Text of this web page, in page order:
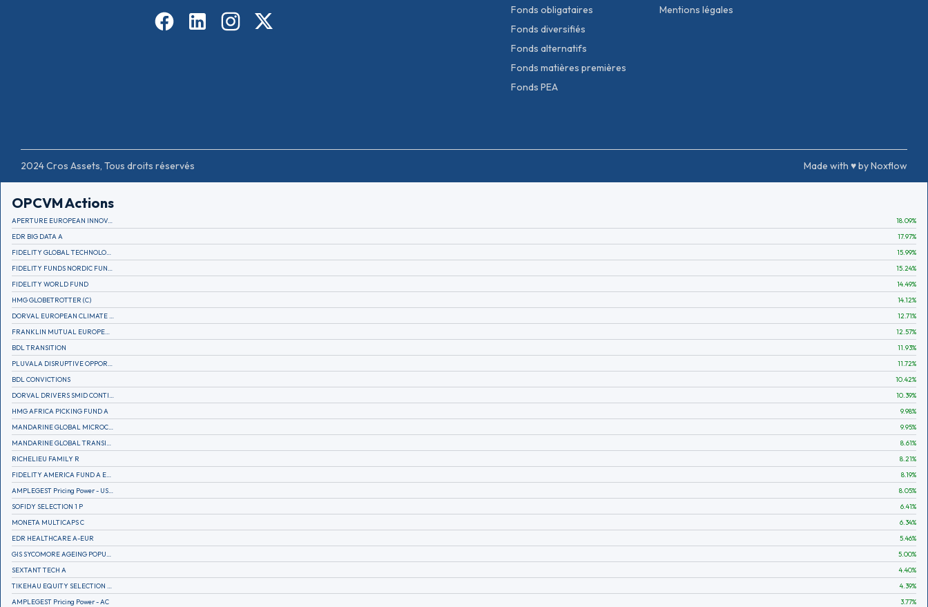
Fonds obligataires
Fonds diversifiés
Fonds alternatifs
Fonds matières premières
Fonds PEA
Mentions légales
2024 Cros Assets, Tous droits réservés Made with ♥ by Noxflow
OPCVM Actions
APERTURE EUROPEAN INNOVATION 18.09%
EDR BIG DATA A
17.97%
15.99%
15.24%
FIDELITY WORLD FUND
14.49%
HMG GLOBETROTTER (C)
14.12%
12.71%
12.57%
BDL TRANSITION
11.93%
11.72%
BDL CONVICTIONS
10.42%
10.39%
HMG AFRICA PICKING FUND A
9.98%
9.95%
8.61%
RICHELIEU FAMILY R
8.21%
8.19%
8.05%
SOFIDY SELECTION 1 P
6.41%
MONETA MULTICAPS C
6.34%
EDR HEALTHCARE A-EUR
5.46%
5.00%
SEXTANT TECH A
4.40%
4.39%
AMPLEGEST Pricing Power - AC
3.77%